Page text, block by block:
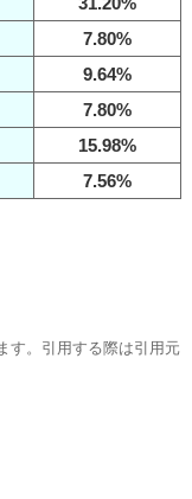
7.80%
9.64%
7.80%
15.98%
7.56%
す。引用する際は引用元